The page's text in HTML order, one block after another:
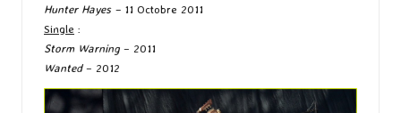
Hunter Hayes – 11 Octobre 2011
Single :
Storm Warning – 2011
Wanted– 2012